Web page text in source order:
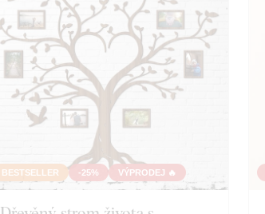
BESTSELLER -25% VÝPRODEJ 🔥